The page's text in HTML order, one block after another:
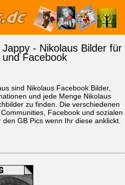
- Nikolaus Bilder für
Facebook
sind Nikolaus Facebook Bilder,
und jede Menge Nikolaus
zu finden. Die verschiedenen
Facebook und sozialen
GB Pics wenn Ihr diese anklickt.